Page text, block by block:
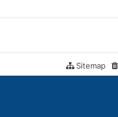
Sitemap